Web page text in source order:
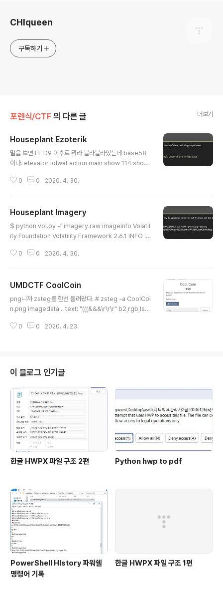
CHIqueen
구독하기
포렌식/CTF 의 다른 글 더보기
Houseplant Ezoterik
밑을 보면 FF D9 이후로 뭐라 블라블라있는데 base58
이다. elevator lolwat action main show 114 show
111 show 116 show 32 show 113 show 117 show
ow 32 show 115 show 116 show 101 show 103 s
how 111 show 95 show 52 show 120 show 98 s
how 98 show 52 show 53 show 103 show 121 s
0 0 2020. 4. 30.
Houseplant Imagery
$ python vol.py -f imagery.raw imageinfo Volatil
ity Foundation Volatility Framework 2.6.1 INFO : v
DBG search... Suggested Profile(s) : Win10x64_
7763, Win10x64_15063 (Instantiated with Win10
x64_15063) AS Layer1 : SkipDuplicatesAMD64P
agedMemory (Kernel AS) AS Layer2 : ..
0 0 2020. 4. 30.
UMDCTF CoolCoin
png니까 zsteg를 한번 돌려봤다. # zsteg -a CoolCoi
n.png imagedata .. text: "(((&&&\r\r\r" b2,rgb,lsb,
PEG ADTS, layer I, v2, Monaural b3,b,msb,xy .. fi
["w" repeated 11 times] b4,b,msb,xy .. text: ["w"
repeated ..
0 0 2020. 4. 23.
이 블로그 인기글
한글 HWPX 파일 구조 2편 Python hwp to pdf
PowerShell HIstory 파워쉘
명령어 기록
한글 HWPX 파일 구조 1편